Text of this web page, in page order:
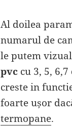
Al doilea
numarul de
le putem
pvc cu 3, 5,
creste in
foarte ușor
termopane.